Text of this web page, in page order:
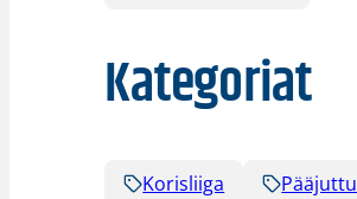
Kategoriat
Korisliiga Pääjuttu